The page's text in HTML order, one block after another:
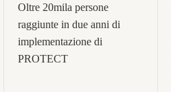
Oltre 20mila persone
raggiunte in due anni di
implementazione di
PROTECT